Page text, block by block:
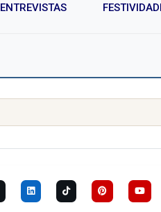
ENTREVISTAS